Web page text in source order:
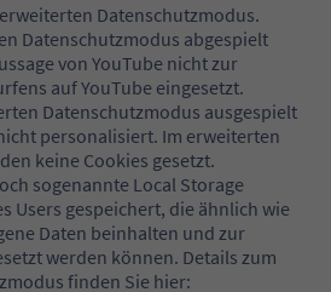
Datenschutzmodus.
Datenschutzmodus abgespielt
von YouTube nicht zur
auf YouTube eingesetzt.
Datenschutzmodus ausgespielt
personalisiert. Im erweiterten
keine Cookies gesetzt.
sogenannte Local Storage
Users gespeichert, die ähnlich wie
Daten beinhalten und zur
werden können. Details zum
finden Sie hier: